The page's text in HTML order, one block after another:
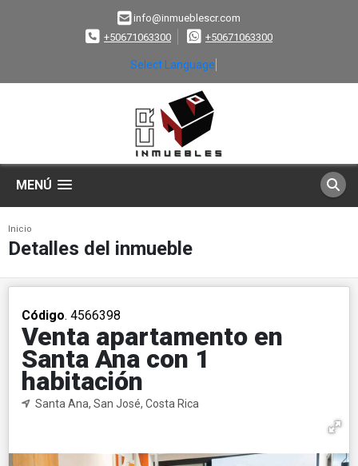
info@inmueblescr.com
+50671063300
+50671063300
Select Language
MENÚ
Inicio
Detalles del inmueble
Código. 4566398
Venta apartamento en
Santa Ana con 1
habitación
Santa Ana, San José, Costa Rica